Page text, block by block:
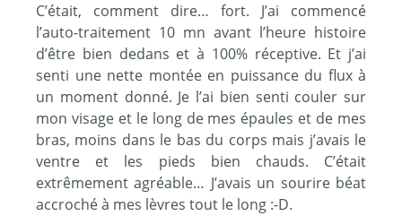
C’était, comment dire… fort. J’ai commencé
l’auto-traitement 10 mn avant l’heure histoire
d’être bien dedans et à 100% réceptive. Et j’ai
senti une nette montée en puissance du flux à
un moment donné. Je l’ai bien senti couler sur
mon visage et le long de mes épaules et de mes
bras, moins dans le bas du corps mais j’avais le
ventre et les pieds bien chauds. C’était
extrêmement agréable… J’avais un sourire béat
accroché à mes lèvres tout le long :-D.